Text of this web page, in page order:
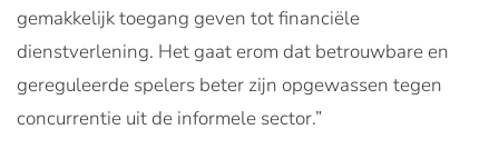
gemakkelijk toegang geven tot financiële
dienstverlening. Het gaat erom dat betrouwbare en
gereguleerde spelers beter zijn opgewassen tegen
concurrentie uit de informele sector.”